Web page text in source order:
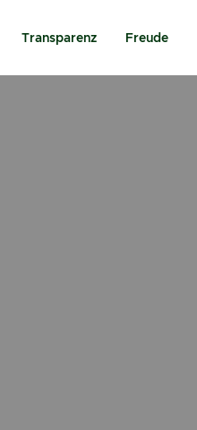
Transparenz Freude